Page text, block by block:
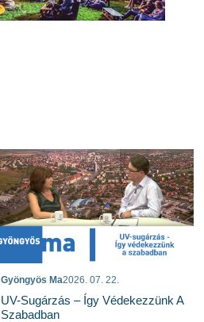
Gyöngyös Ma2026. 07. 22.
UV-Sugárzás – Így Védekezzünk A
Szabadban